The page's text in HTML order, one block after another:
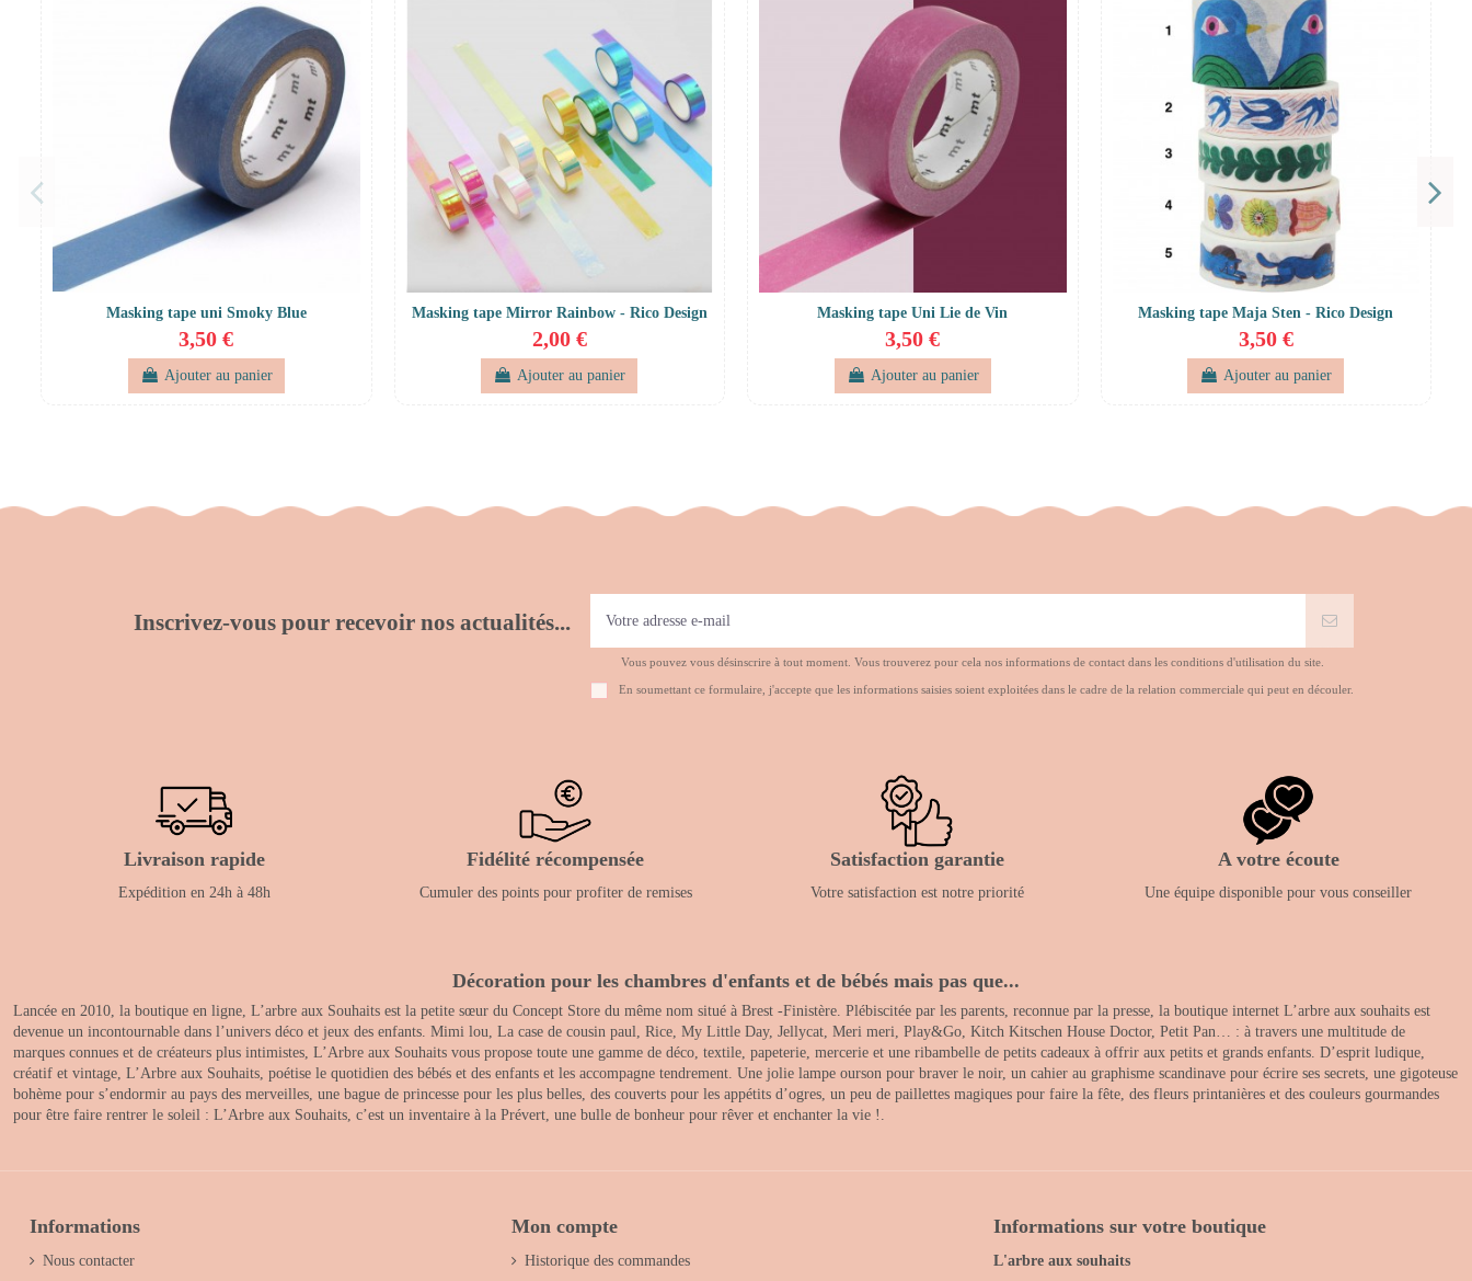
Masking tape uni Smoky Blue
3,50 €
Ajouter au panier
Masking tape Mirror Rainbow - Rico Design
2,00 €
Ajouter au panier
Masking tape Uni Lie de Vin
3,50 €
Ajouter au panier
Masking tape Maja Sten - Rico Design
3,50 €
Ajouter au panier
Inscrivez-vous pour recevoir nos actualités...
Vous pouvez vous désinscrire à tout moment. Vous trouverez pour cela nos informations de contact dans les conditions d'utilisation du site.
En soumettant ce formulaire, j'accepte que les informations saisies soient exploitées dans le cadre de la relation commerciale qui peut en découler.
Livraison rapide
Expédition en 24h à 48h
Fidélité récompensée
Cumuler des points pour profiter de remises
Satisfaction garantie
Votre satisfaction est notre priorité
A votre écoute
Une équipe disponible pour vous conseiller
Décoration pour les chambres d'enfants et de bébés mais pas que...
Lancée en 2010, la boutique en ligne, L’arbre aux Souhaits est la petite sœur du Concept Store du même nom situé à Brest -Finistère. Plébiscitée par les parents, reconnue par la presse, la boutique internet L’arbre aux souhaits est
devenue un incontournable dans l’univers déco et jeux des enfants. Mimi lou, La case de cousin paul, Rice, My Little Day, Jellycat, Meri meri, Play&Go, Kitch Kitschen House Doctor, Petit Pan… : à travers une multitude de
marques connues et de créateurs plus intimistes, L’Arbre aux Souhaits vous propose toute une gamme de déco, textile, papeterie, mercerie et une ribambelle de petits cadeaux à offrir aux petits et grands enfants. D’esprit ludique,
créatif et vintage, L’Arbre aux Souhaits, poétise le quotidien des bébés et des enfants et les accompagne tendrement. Une jolie lampe ourson pour braver le noir, un cahier au graphisme scandinave pour écrire ses secrets, une gigoteuse
bohème pour s’endormir au pays des merveilles, une bague de princesse pour les plus belles, des couverts pour les appétits d’ogres, un peu de paillettes magiques pour faire la fête, des fleurs printanières et des couleurs gourmandes
pour être faire rentrer le soleil : L’Arbre aux Souhaits, c’est un inventaire à la Prévert, une bulle de bonheur pour rêver et enchanter la vie !.
Informations
Nous contacter
Mon compte
Historique des commandes
Informations sur votre boutique
L'arbre aux souhaits